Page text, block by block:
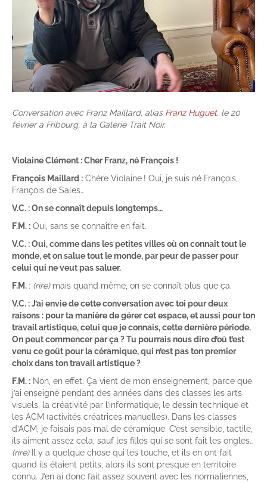
Conversation avec Franz Maillard, alias Franz Huguet, le 20
février à Fribourg, à la Galerie Trait Noir.
Violaine Clément : Cher Franz, né François !
François Maillard : Chère Violaine ! Oui, je suis né François,
François de Sales…
V.C. : On se connaît depuis longtemps…
F.M. : Oui, sans se connaître en fait.
V.C. : Oui, comme dans les petites villes où on connaît tout le
monde, et on salue tout le monde, par peur de passer pour
celui qui ne veut pas saluer.
F.M. : (rire)mais quand même, on se connaît plus que ça.
V.C. : J’ai envie de cette conversation avec toi pour deux
raisons : pour ta manière de gérer cet espace, et aussi pour ton
travail artistique, celui que je connais, cette dernière période.
On peut commencer par ça ? Tu pourrais nous dire d’où t’est
venu ce goût pour la céramique, qui n’est pas ton premier
choix dans ton travail artistique ?
F.M. : Non, en effet. Ça vient de mon enseignement, parce que
j’ai enseigné pendant des années dans des classes les arts
visuels, la créativité par l’informatique, le dessin technique et
les ACM (activités créatrices manuelles). Dans les classes
d’ACM, je faisais pas mal de céramique. C’est sensible, tactile,
ils aiment assez cela, sauf les filles qui se sont fait les ongles…
(rire)Il y a quelque chose qui les touche, et ils en ont fait
quand ils étaient petits, alors ils sont presque en territoire
connu. J’en ai donc fait assez souvent avec les normaliennes,